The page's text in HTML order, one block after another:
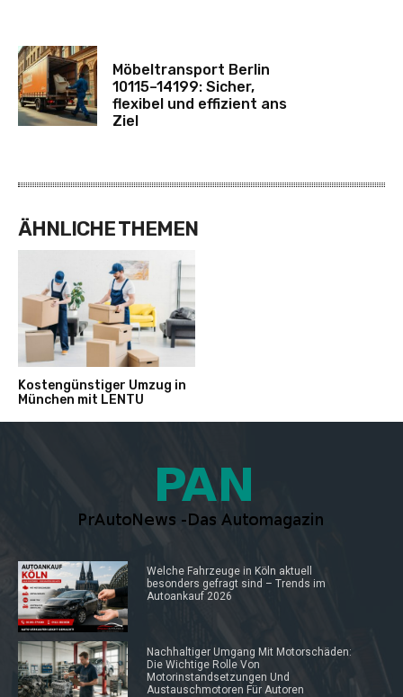
Möbeltransport Berlin
10115–14199: Sicher,
flexibel und effizient ans
Ziel
ÄHNLICHE THEMEN
Kostengünstiger Umzug in
München mit LENTU
Welche Fahrzeuge in Köln aktuell
besonders gefragt sind – Trends im
Autoankauf 2026
Nachhaltiger Umgang Mit Motorschäden:
Die Wichtige Rolle Von
Motorinstandsetzungen Und
Austauschmotoren Für Autoren